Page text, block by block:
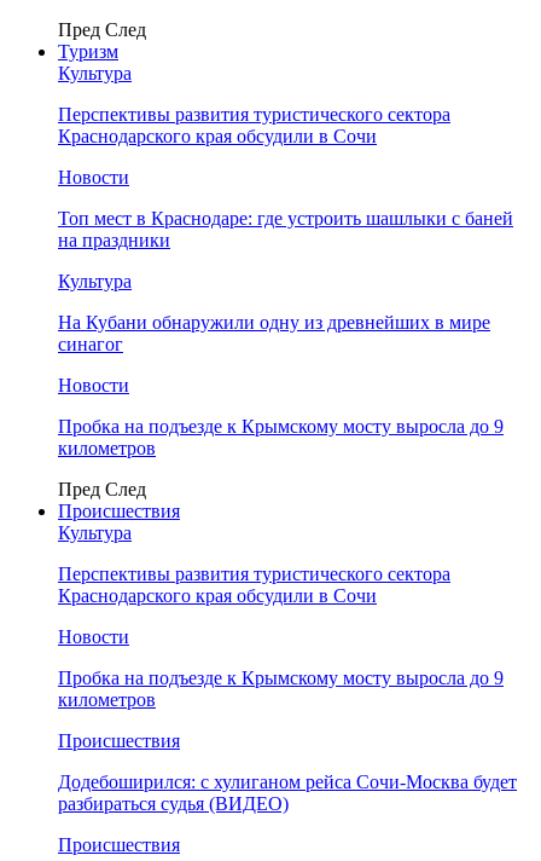
Пред След
Туризм
Культура
Перспективы развития туристического сектора
Краснодарского края обсудили в Сочи
Новости
Топ мест в Краснодаре: где устроить шашлыки с баней
на праздники
Культура
На Кубани обнаружили одну из древнейших в мире
синагог
Новости
Пробка на подъезде к Крымскому мосту выросла до 9
километров
Пред След
Происшествия
Культура
Перспективы развития туристического сектора
Краснодарского края обсудили в Сочи
Новости
Пробка на подъезде к Крымскому мосту выросла до 9
километров
Происшествия
Додебоширился: с хулиганом рейса Сочи-Москва будет
разбираться судья (ВИДЕО)
Происшествия